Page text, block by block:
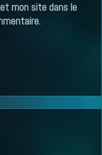
mon site dans le